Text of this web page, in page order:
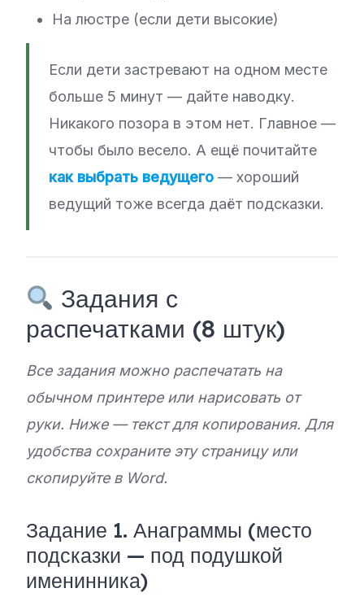
На люстре (если дети высокие)
Если дети застревают на одном месте
больше 5 минут — дайте наводку.
Никакого позора в этом нет. Главное —
чтобы было весело. А ещё почитайте
как выбрать ведущего — хороший
ведущий тоже всегда даёт подсказки.
Задания с
распечатками (8 штук)
Все задания можно распечатать на
обычном принтере или нарисовать от
руки. Ниже — текст для копирования. Для
удобства сохраните эту страницу или
скопируйте в Word.
Задание 1. Анаграммы (место
подсказки — под подушкой
именинника)